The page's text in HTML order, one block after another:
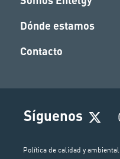
Dónde estamos
Contacto
Síguenos
Política de calidad y ambiental